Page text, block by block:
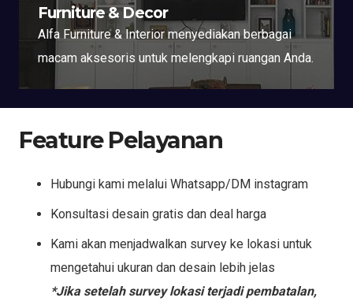
Furniture & Decor
Alfa Furniture & Interior menyediakan berbagai
macam aksesoris untuk melengkapi ruangan Anda.
Feature Pelayanan
Hubungi kami melalui Whatsapp/DM instagram
Konsultasi desain gratis dan deal harga
Kami akan menjadwalkan survey ke lokasi untuk
mengetahui ukuran dan desain lebih jelas
*Jika setelah survey lokasi terjadi pembatalan,